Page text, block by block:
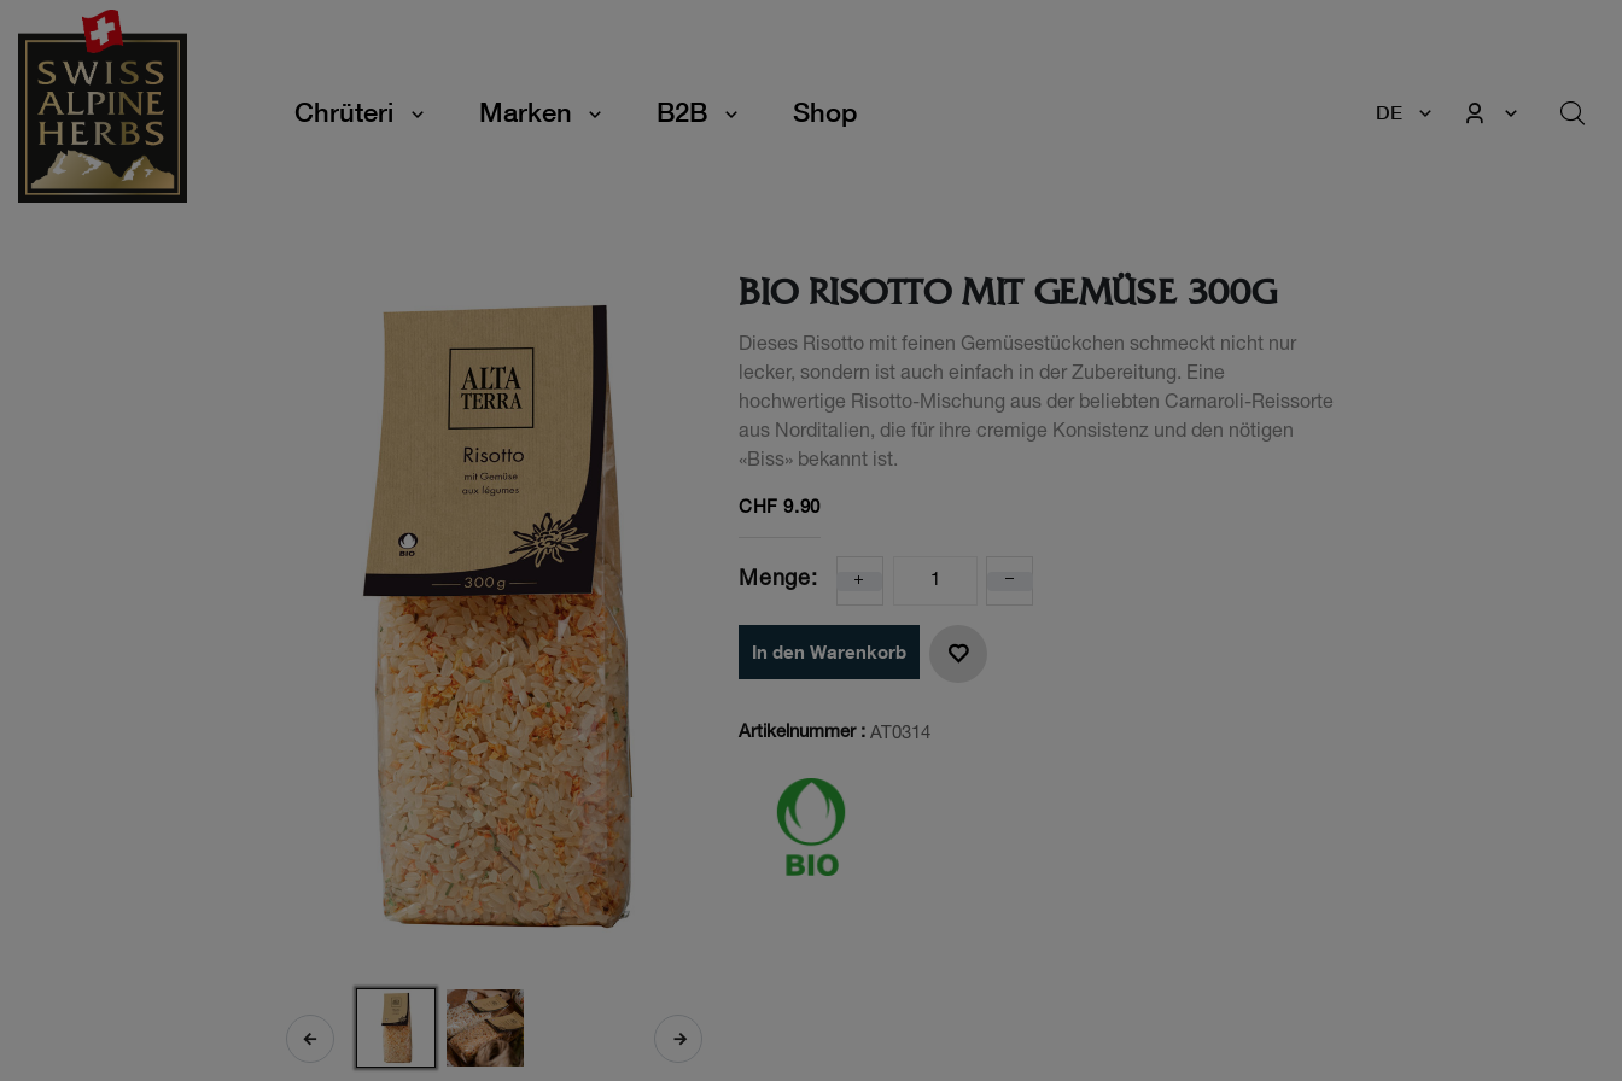
Chrüteri Marken B2B Shop DE
BIO RISOTTO MIT GEMÜSE 300G
Dieses Risotto mit feinen Gemüsestückchen schmeckt nicht nur
lecker, sondern ist auch einfach in der Zubereitung. Eine
hochwertige Risotto-Mischung aus der beliebten Carnaroli-Reissorte
aus Norditalien, die für ihre cremige Konsistenz und den nötigen
«Biss» bekannt ist.
CHF9.90
Menge:
In den Warenkorb
Artikelnummer : AT0314